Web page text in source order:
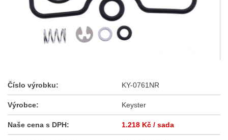
Číslo výrobku: KY-0761NR
Výrobce: Keyster
Naše cena s DPH: 1.218 Kč / sada